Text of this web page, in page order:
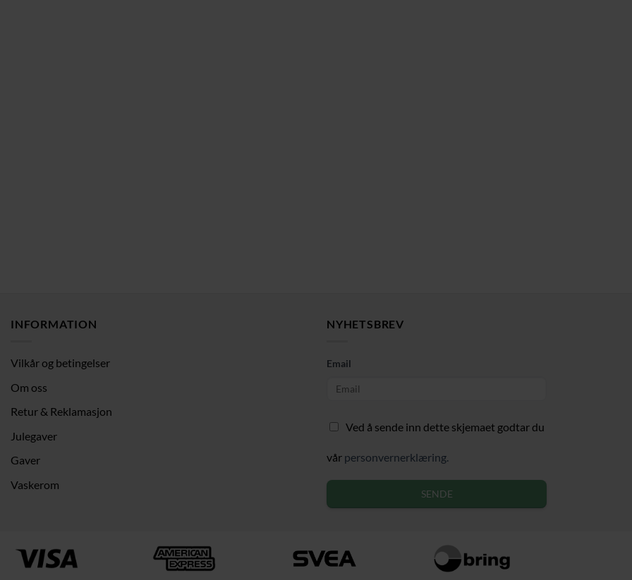
INFORMATION
Vilkår og betingelser
Om oss
Retur & Reklamasjon
Julegaver
Gaver
Vaskerom
NYHETSBREV
Email
Ved å sende inn dette skjemaet godtar du
vår personvernerklæring.
SENDE